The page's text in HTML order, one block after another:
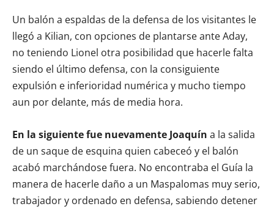
Un balón a espaldas de la defensa de los visitantes le
llegó a Kilian, con opciones de plantarse ante Aday,
no teniendo Lionel otra posibilidad que hacerle falta
siendo el último defensa, con la consiguiente
expulsión e inferioridad numérica y mucho tiempo
aun por delante, más de media hora.
En la siguiente fue nuevamente Joaquín a la salida
de un saque de esquina quien cabeceó y el balón
acabó marchándose fuera. No encontraba el Guía la
manera de hacerle daño a un Maspalomas muy serio,
trabajador y ordenado en defensa, sabiendo detener